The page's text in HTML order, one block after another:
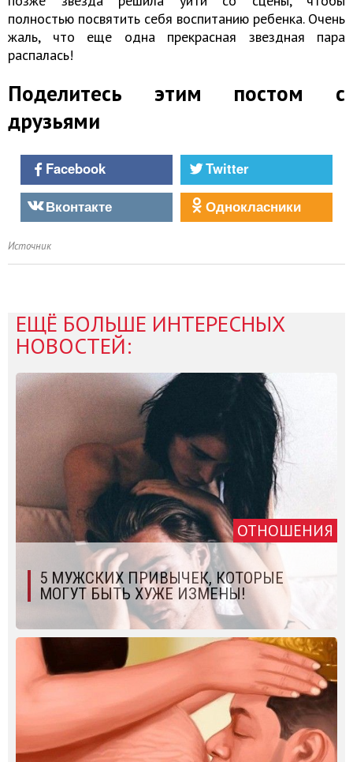
полностью посвятить себя воспитанию ребенка. Очень
жаль, что еще одна прекрасная звездная пара
распалась!
Поделитесь этим постом с
друзьями
Facebook
Twitter
Вконтакте
Однокласники
Источник
ЕЩЁ БОЛЬШЕ ИНТЕРЕСНЫХ
НОВОСТЕЙ:
ОТНОШЕНИЯ
5 МУЖСКИХ ПРИВЫЧЕК, КОТОРЫЕ
МОГУТ БЫТЬ ХУЖЕ ИЗМЕНЫ!